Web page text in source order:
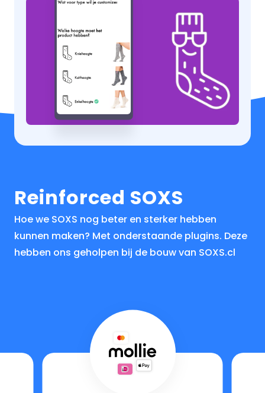
Reinforced SOXS
Hoe we SOXS nog beter en sterker hebben
kunnen maken? Met onderstaande plugins. Deze
hebben ons geholpen bij de bouw van SOXS.cl
Lees
Lees